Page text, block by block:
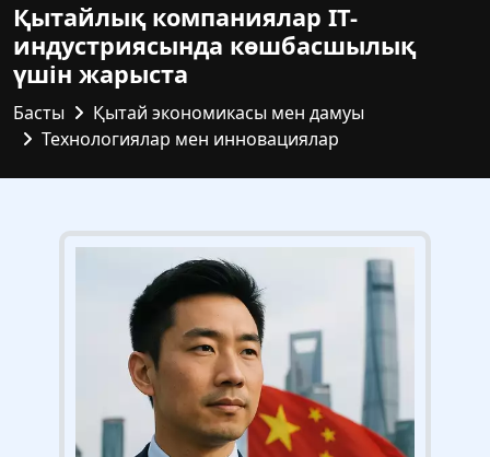
Қытайлық компаниялар IT-
индустриясында көшбасшылық
үшін жарыста
Басты
Қытай экономикасы мен дамуы
Технологиялар мен инновациялар